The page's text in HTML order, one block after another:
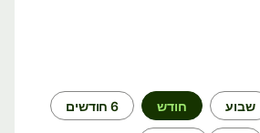
חודש 6 חודשים